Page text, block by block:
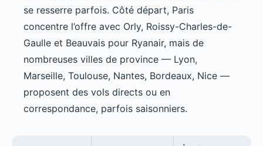
se resserre parfois. Côté départ, Paris
concentre l’offre avec Orly, Roissy-Charles-de-
Gaulle et Beauvais pour Ryanair, mais de
nombreuses villes de province — Lyon,
Marseille, Toulouse, Nantes, Bordeaux, Nice —
proposent des vols directs ou en
correspondance, parfois saisonniers.